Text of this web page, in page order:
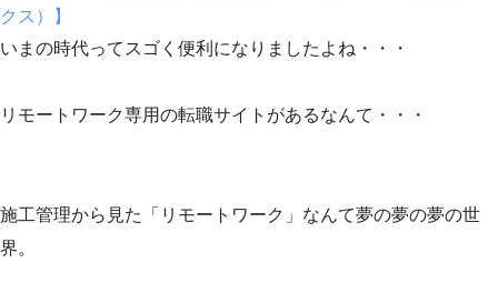
クス）】
いまの時代ってスゴく便利になりましたよね・・・
リモートワーク専用の転職サイトがあるなんて・・・
施工管理から見た「リモートワーク」なんて夢の夢の夢の世
界。